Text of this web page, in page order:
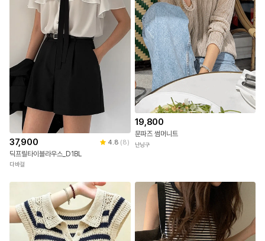
37,900 4.8 (8)
딕프릴타이블라우스_D1BL
다바걸
19,800
문파즈 썸머니트
난닝구